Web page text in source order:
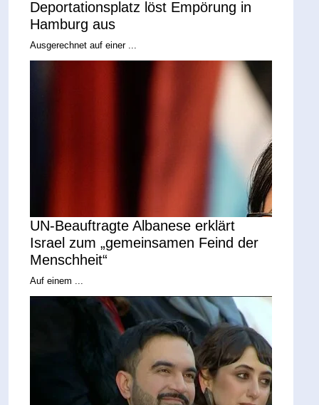
Deportationsplatz löst Empörung in
Hamburg aus
Ausgerechnet auf einer ...
UN-Beauftragte Albanese erklärt
Israel zum „gemeinsamen Feind der
Menschheit“
Auf einem ...